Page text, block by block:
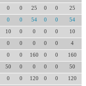
0 0 25 0 0 25
0 0 54 0 0 54
10 0 0 0 0 10
0 0 0 0 0 4
0 0 160 0 0 160
50 0 0 0 0 50
0 0 120 0 0 120